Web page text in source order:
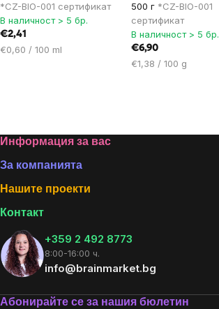
*CZ-BIO-001 сертификат
В наличност > 5 бр.
€2,41
Цена
€0,60 / 100 ml
500 г *CZ-BIO-001
сертификат
В наличност > 5 бр.
€6,90
Цена
€1,38 / 100 g
Footer
Информация за вас
За компанията
Нашите проекти
Контакт
+359 2 492 8773
8:00-16:00 ч.
info@brainmarket.bg
Абонирайте се за нашия бюлетин